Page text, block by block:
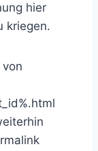
hier
kriegen.